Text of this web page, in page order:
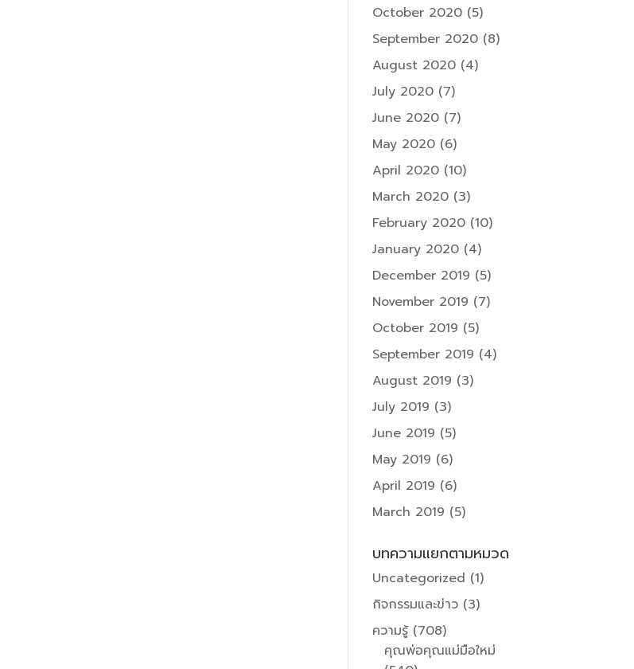
October 2020 (5)
September 2020 (8)
August 2020 (4)
July 2020 (7)
June 2020 (7)
May 2020 (6)
April 2020 (10)
March 2020 (3)
February 2020 (10)
January 2020 (4)
December 2019 (5)
November 2019 (7)
October 2019 (5)
September 2019 (4)
August 2019 (3)
July 2019 (3)
June 2019 (5)
May 2019 (6)
April 2019 (6)
March 2019 (5)
บทความแยกตามหมวด
Uncategorized (1)
กิจกรรมและข่าว (3)
ความรู้(708)
คุณพ่อคุณแม่มือใหม่